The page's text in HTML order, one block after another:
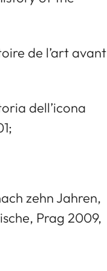
de l’art avant
dell’icona
zehn Jahren,
Prag 2009,